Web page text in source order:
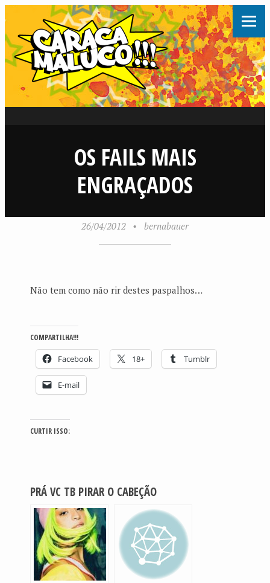
OS FAILS MAIS
ENGRAÇADOS
26/04/2012 • bernabauer
Não tem como não rir destes paspalhos…
COMPARTILHA!!!
Facebook 18+ Tumblr
E-mail
CURTIR ISSO:
PRÁ VC TB PIRAR O CABEÇÃO